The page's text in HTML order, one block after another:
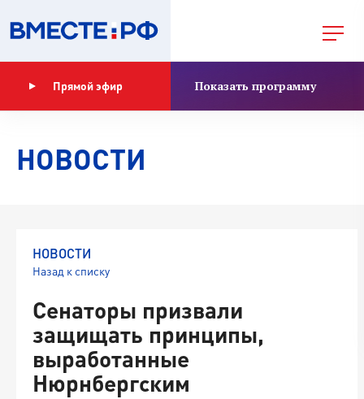
Прямой эфир Показать программу
НОВОСТИ
НОВОСТИ
Назад к списку
Сенаторы призвали
защищать принципы,
выработанные
Нюрнбергским